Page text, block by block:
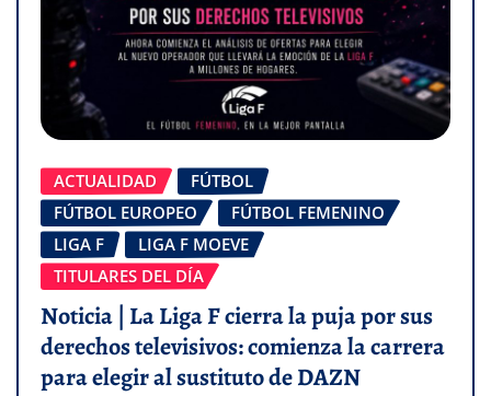
ACTUALIDAD
FÚTBOL
FÚTBOL EUROPEO
FÚTBOL FEMENINO
LIGA F
LIGA F MOEVE
TITULARES DEL DÍA
Noticia | La Liga F cierra la puja por sus
derechos televisivos: comienza la carrera
para elegir al sustituto de DAZN